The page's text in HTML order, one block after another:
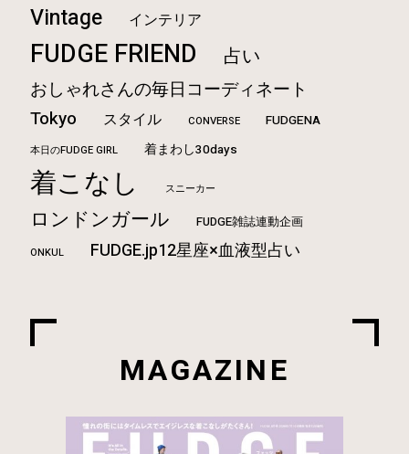
Vintage インテリア
FUDGE FRIEND 占い
おしゃれさんの毎日コーディネート
Tokyo
スタイル CONVERSE FUDGENA
本日のFUDGE GIRL 着まわし30days
着こなし スニーカー
ロンドンガール FUDGE雑誌連動企画
ONKUL FUDGE.jp12星座×血液型占い
MAGAZINE